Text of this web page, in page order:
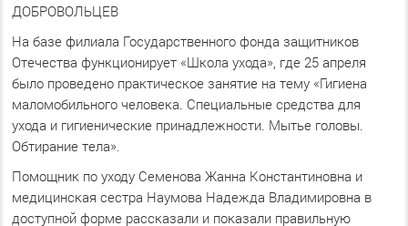
ДОБРОВОЛЬЦЕВ
На базе филиала Государственного фонда защитников
Отечества функционирует «Школа ухода», где 25 апреля
было проведено практическое занятие на тему «Гигиена
маломобильного человека. Специальные средства для
ухода и гигиенические принадлежности. Мытье головы.
Обтирание тела».
Помощник по уходу Семенова Жанна Константиновна и
медицинская сестра Наумова Надежда Владимировна в
доступной форме рассказали и показали правильную